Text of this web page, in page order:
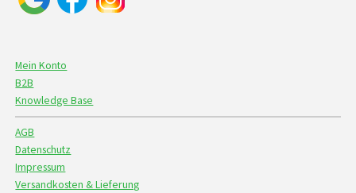
Mein Konto
B2B
Knowledge Base
AGB
Datenschutz
Impressum
Versandkosten & Lieferung